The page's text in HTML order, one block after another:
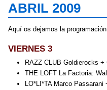
ABRIL 2009
Aquí os dejamos la
VIERNES 3
RAZZ CLUB Goldierocks +
THE LOFT La Factoria:
LO*LI*TA Marco